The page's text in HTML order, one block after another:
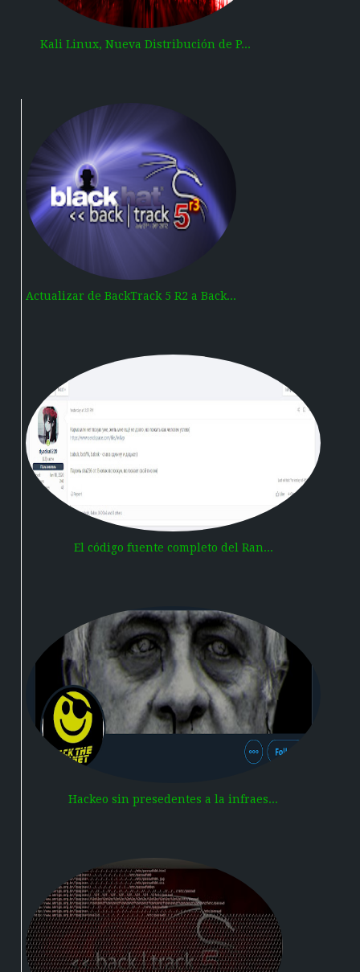
Kali Linux, Nueva Distribución de P...
Actualizar de BackTrack 5 R2 a Back...
El código fuente completo del Ran...
Hackeo sin presedentes a la infraes...